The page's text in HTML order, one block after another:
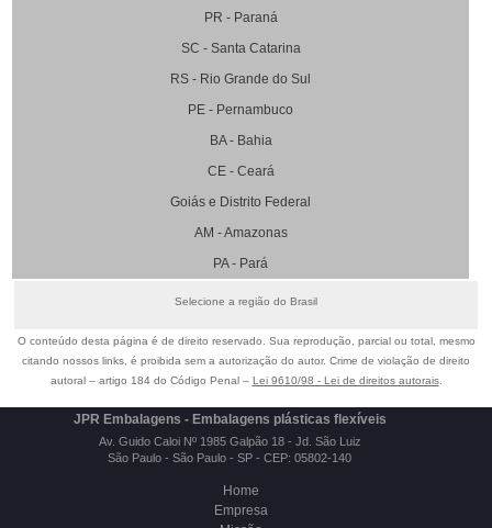
PR - Paraná
SC - Santa Catarina
RS - Rio Grande do Sul
PE - Pernambuco
BA - Bahia
CE - Ceará
Goiás e Distrito Federal
AM - Amazonas
PA - Pará
Selecione a região do Brasil
O conteúdo desta página é de direito reservado. Sua reprodução, parcial ou total, mesmo
citando nossos links, é proibida sem a autorização do autor. Crime de violação de direito
autoral – artigo 184 do Código Penal – Lei 9610/98 - Lei de direitos autorais.
JPR Embalagens - Embalagens plásticas flexíveis
Av. Guido Caloi Nº 1985 Galpão 18 - Jd. São Luiz
São Paulo - São Paulo - SP - CEP: 05802-140
Home
Empresa